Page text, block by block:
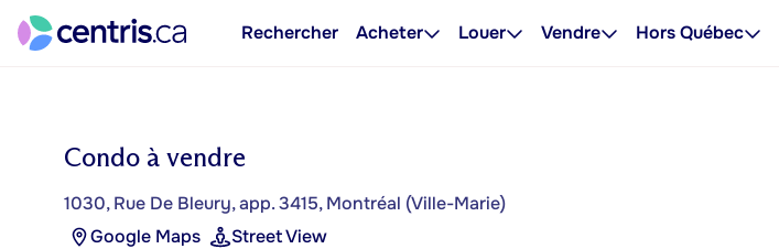
Rechercher Acheter Louer Vendre Hors Québec
Condo à vendre
1030, Rue De Bleury, app. 3415, Montréal (Ville-Marie)
Google Maps
Street View